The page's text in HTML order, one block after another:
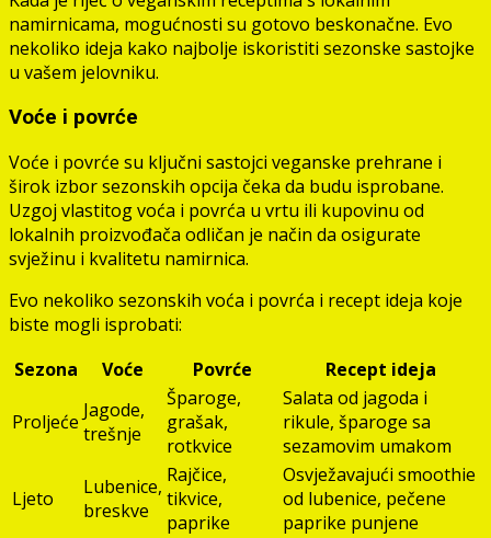
namirnicama, mogućnosti su gotovo beskonačne. Evo
nekoliko ideja kako najbolje iskoristiti sezonske sastojke
u vašem jelovniku.
Voće i povrće
Voće i povrće su ključni sastojci veganske prehrane i
širok izbor sezonskih opcija čeka da budu isprobane.
Uzgoj vlastitog voća i povrća u vrtu ili kupovinu od
lokalnih proizvođača odličan je način da osigurate
svježinu i kvalitetu namirnica.
Evo nekoliko sezonskih voća i povrća i recept ideja koje
biste mogli isprobati:
Sezona
Voće Povrće Recept ideja
Proljeće Jagode,
trešnje
Šparoge,
grašak,
rotkvice
Salata od jagoda i
rikule, šparoge sa
sezamovim umakom
Ljeto
Lubenice,
breskve
Rajčice,
tikvice,
paprike
Osvježavajući smoothie
od lubenice, pečene
paprike punjene